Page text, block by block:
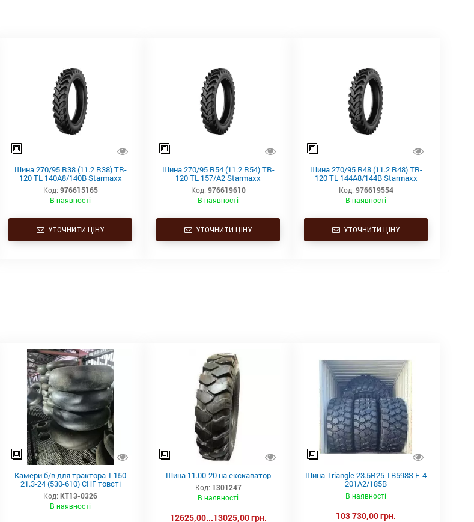
Шина 270/95 R38 (11.2 R38) TR-
120 TL 140A8/140B Starmaxx
Код: 976615165
В наявності
УТОЧНИТИ ЦІНУ
Шина 270/95 R54 (11.2 R54) TR-
120 TL 157/A2 Starmaxx
Код: 976619610
В наявності
УТОЧНИТИ ЦІНУ
Шина 270/95 R48 (11.2 R48) TR-
120 TL 144A8/144B Starmaxx
Код: 976619554
В наявності
УТОЧНИТИ ЦІНУ
Камери б/в для трактора Т-150
21.3-24 (530-610) СНГ товсті
Код: КТ13-0326
В наявності
Шина 11.00-20 на екскаватор
Код: 1301247
В наявності
12625,00...13025,00 грн.
Шина Triangle 23.5R25 TB598S E-4
201A2/185B
В наявності
103 730,00 грн.